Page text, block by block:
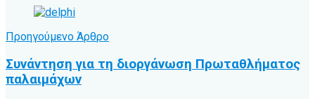
Προηγούμενο Άρθρο
Συνάντηση για τη διοργάνωση Πρωταθλήματος
παλαιμάχων